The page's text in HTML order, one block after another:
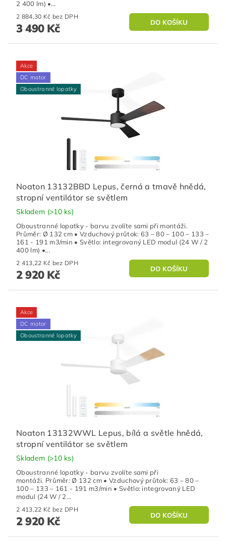
2 400 lm) •...
2 884,30 Kč bez DPH
3 490 Kč
Akce
DC motor
Oboustranné lopatky
Noaton 13132BBD Lepus, černá a tmavě hnědá,
stropní ventilátor se světlem
Skladem (>10 ks)
Oboustranné lopatky - barvu zvolíte sami při montáži.
Průměr: Ø 132 cm • Vzduchový průtok: 63 – 80 – 100 – 133 –
161 - 191 m3/min • Světlo: integrovaný LED modul (24 W / 2
400 lm) •...
2 413,22 Kč bez DPH
2 920 Kč
Akce
DC motor
Oboustranné lopatky
Noaton 13132WWL Lepus, bílá a světle hnědá,
stropní ventilátor se světlem
Skladem (>10 ks)
Oboustranné lopatky - barvu zvolíte sami při
montáži. Průměr: Ø 132 cm • Vzduchový průtok: 63 – 80 –
100 – 133 – 161 - 191 m3/min • Světlo: integrovaný LED
modul (24 W / 2...
2 413,22 Kč bez DPH
2 920 Kč